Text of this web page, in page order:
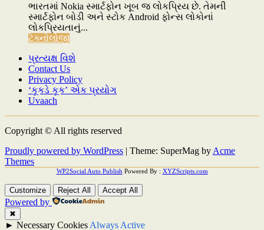
ભારતમાં Nokia સ્માર્ટફોન ખૂબ જ લોકપ્રિય છે. તેમની
સ્માર્ટફોન બોડી અને સ્ટોક Android ફોન્સ લોકોનાં
લોકપ્રિયતાનું...
ટેક્નોલોજી
પ્રત્યક્ષ વિશે
Contact Us
Privacy Policy
‘કૂકડે કૂક’ એક પ્રયોગ
Uvaach
Copyright © All rights reserved
Proudly powered by WordPress | Theme: SuperMag by Acme
Themes
WP2Social Auto Publish Powered By : XYZScripts.com
Customize Reject All Accept All
Powered by
✖
► Necessary Cookies Always Active